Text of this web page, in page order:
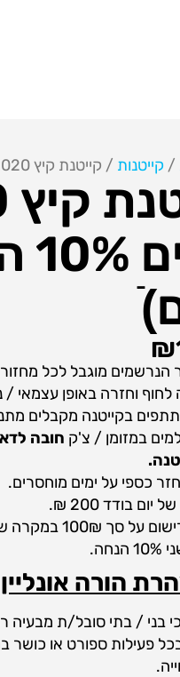
/ קייטנות / קייטנת קיץ 2020 – 2 אחים 10% הנחה (5 ימים)ֿ
₪
הנרשמים מוגבל לכל
לחוף וחזרה באופן עצמאי
בקייטנה מקבלים
במזומן / צ'ק חובה
כספי על ימים מוחסרים.
יום בודד 200 ₪.
במקרה של אי הגעה לאחר רישום.
כי בני / בתי סובל/ת
פעילות ספורט או כושר